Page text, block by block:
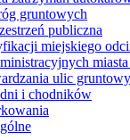
gruntowych
publiczna
miejskiego
ulic
i chodników